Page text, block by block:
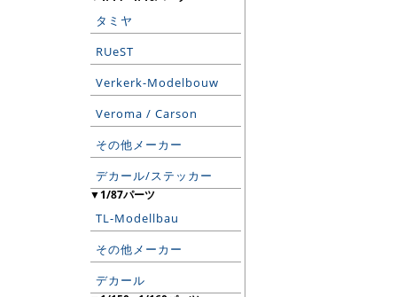
タミヤ
RUeST
Verkerk-Modelbouw
Veroma / Carson
その他メーカー
デカール/ステッカー
▼1/87パーツ
TL-Modellbau
その他メーカー
デカール